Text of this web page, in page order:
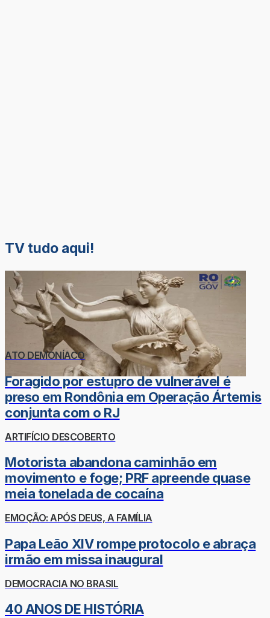
TV tudo aqui!
ATO DEMONÍACO
Foragido por estupro de vulnerável é
preso em Rondônia em Operação Ártemis
conjunta com o RJ
ARTIFÍCIO DESCOBERTO
Motorista abandona caminhão em
movimento e foge; PRF apreende quase
meia tonelada de cocaína
EMOÇÃO: APÓS DEUS, A FAMÍLIA
Papa Leão XIV rompe protocolo e abraça
irmão em missa inaugural
DEMOCRACIA NO BRASIL
40 ANOS DE HISTÓRIA